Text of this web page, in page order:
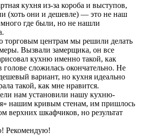
кухня из-за короба и выступов,
(хоть они и дешевле) — это не наш
где были, но не нашли
торговым центрам мы решили делать
Вызвали замерщика, он все
кухню именно такой, как
голове сложилась окончательно. Не
вариант, но кухня идеально
такой, как мне нравится.
нам установили нашу кухню-
нашим кривым стенам, им пришлось
верхних шкафчиков, но результат
Рекомендую!